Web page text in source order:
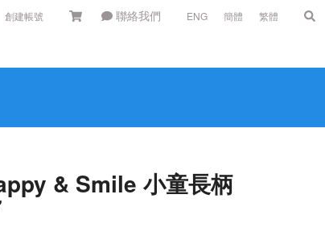
創建帳號 聯絡我們 ENG 簡體 繁體
& Smile 小童長柄